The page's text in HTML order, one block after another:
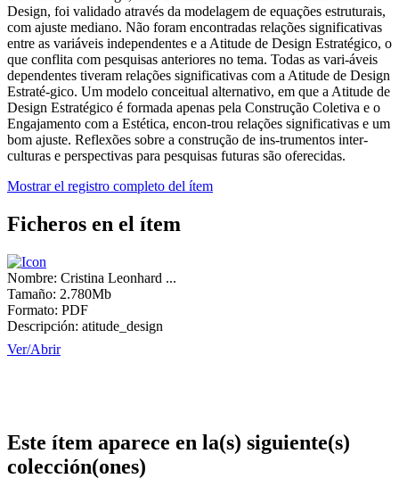
Design, foi validado através da modelagem de equações estruturais,
com ajuste mediano. Não foram encontradas relações significativas
entre as variáveis independentes e a Atitude de Design Estratégico, o
que conflita com pesquisas anteriores no tema. Todas as vari-áveis
dependentes tiveram relações significativas com a Atitude de Design
Estraté-gico. Um modelo conceitual alternativo, em que a Atitude de
Design Estratégico é formada apenas pela Construção Coletiva e o
Engajamento com a Estética, encon-trou relações significativas e um
bom ajuste. Reflexões sobre a construção de ins-trumentos inter-
culturas e perspectivas para pesquisas futuras são oferecidas.
Mostrar el registro completo del ítem
Ficheros en el ítem
Nombre: Cristina Leonhard ...
Tamaño: 2.780Mb
Formato: PDF
Descripción: atitude_design
Ver/Abrir
Este ítem aparece en la(s) siguiente(s)
colección(ones)